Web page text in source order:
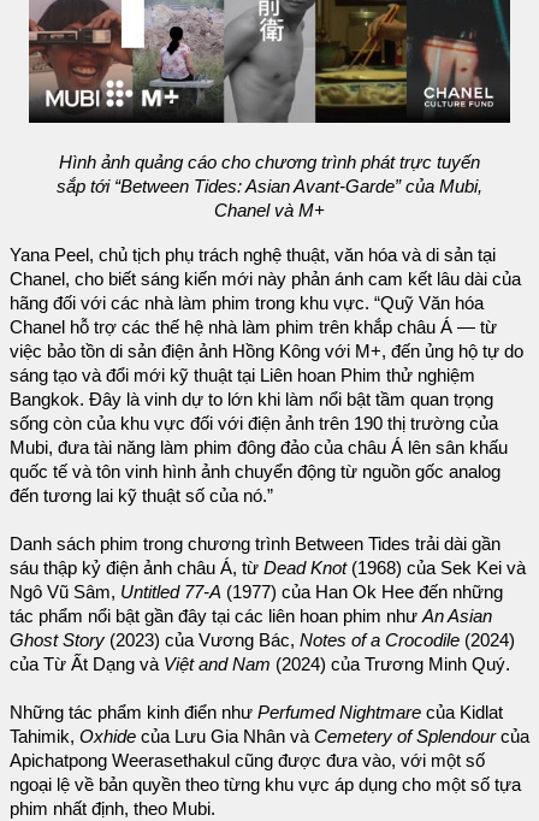
Hình ảnh quảng cáo cho chương trình phát trực tuyến
sắp tới “Between Tides: Asian Avant-Garde” của Mubi,
Chanel và M+
Yana Peel, chủ tịch phụ trách nghệ thuật, văn hóa và di sản tại
Chanel, cho biết sáng kiến mới này phản ánh cam kết lâu dài của
hãng đối với các nhà làm phim trong khu vực. “Quỹ Văn hóa
Chanel hỗ trợ các thế hệ nhà làm phim trên khắp châu Á — từ
việc bảo tồn di sản điện ảnh Hồng Kông với M+, đến ủng hộ tự do
sáng tạo và đổi mới kỹ thuật tại Liên hoan Phim thử nghiệm
Bangkok. Đây là vinh dự to lớn khi làm nổi bật tầm quan trọng
sống còn của khu vực đối với điện ảnh trên 190 thị trường của
Mubi, đưa tài năng làm phim đông đảo của châu Á lên sân khấu
quốc tế và tôn vinh hình ảnh chuyển động từ nguồn gốc analog
đến tương lai kỹ thuật số của nó.”
Danh sách phim trong chương trình Between Tides trải dài gần
sáu thập kỷ điện ảnh châu Á, từ Dead Knot(1968) của Sek Kei và
Ngô Vũ Sâm, Untitled 77-A (1977) của Han Ok Hee đến những
tác phẩm nổi bật gần đây tại các liên hoan phim nhưAn Asian
Ghost Story (2023) của Vương Bác, Notes of a Crocodile (2024)
của Từ Ất Dạng và Việt and Nam (2024) của Trương Minh Quý.
Những tác phẩm kinh điển như Perfumed Nightmare của Kidlat
Tahimik, Oxhide của Lưu Gia Nhân vàCemetery of Splendourcủa
Apichatpong Weerasethakul cũng được đưa vào, với một số
ngoại lệ về bản quyền theo từng khu vực áp dụng cho một số tựa
phim nhất định, theo Mubi.